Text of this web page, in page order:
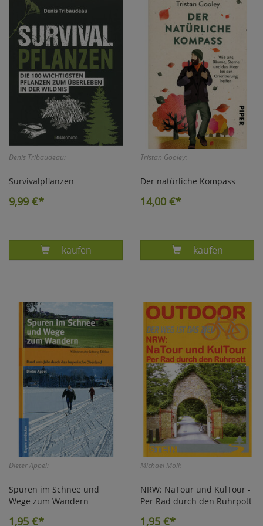
Denis Tribaudeau:
Survivalpflanzen
9,99 €*
Produkt SURVIVALPFLANZEN - DENIS
kaufen
Tristan Gooley:
Der natürliche Kompass
14,00 €*
Produkt DER
kaufen
Dieter Appel:
Spuren im Schnee und
Wege zum Wandern
1,95 €*
Michael Moll:
NRW: NaTour und KulTour -
Per Rad durch den Ruhrpott
1,95 €*
Marketing
Umfragetools
Cookies
Alle Akzeptieren
Cookies
Einstellungen speichern
zu Haupptseite